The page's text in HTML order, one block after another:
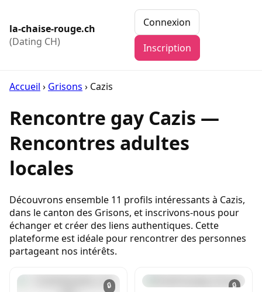
la-chaise-rouge.ch
(Dating CH)
Connexion
Inscription
Accueil › Grisons › Cazis
Rencontre gay Cazis —
Rencontres adultes
locales
Découvrons ensemble 11 profils intéressants à Cazis,
dans le canton des Grisons, et inscrivons-nous pour
échanger et créer des liens authentiques. Cette
plateforme est idéale pour rencontrer des personnes
partageant nos intérêts.
🔒 🔒